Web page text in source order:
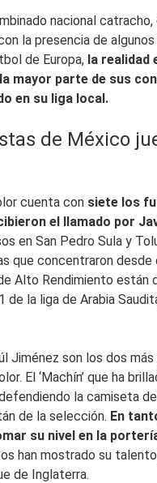
nacional
la presencia de
de Europa, la realidad
mayor parte de sus
en su liga local.
de México
cuenta con siete los
el llamado por
en San Pedro Sula y
que concentraron desde
Alto Rendimiento están
de la liga de Arabia
Jiménez son los dos más
El ‘Machín’ que ha
la camiseta
de la selección. En
su nivel en la
han mostrado su
de Inglaterra.